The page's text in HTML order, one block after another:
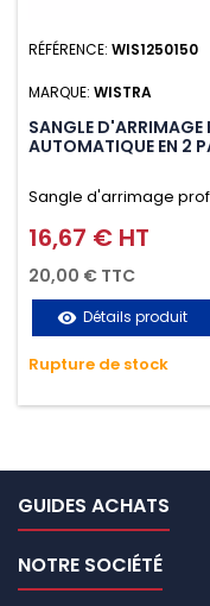
RÉFÉRENCE: WIS1250150
MARQUE: WISTRA
SANGLE D'ARRIMAGE
AUTOMATIQUE EN 2
Sangle d'arrimage
avec crochet S en 2
rapide d'utilisation.
vos chargements
très résistante aux UV
n'absorbe pas l'eau.
Prix
16,67 € HT
20,00 € TTC
visibility Détails produit
Rupture de stock
GUIDES ACHATS
NOTRE SOCIÉTÉ